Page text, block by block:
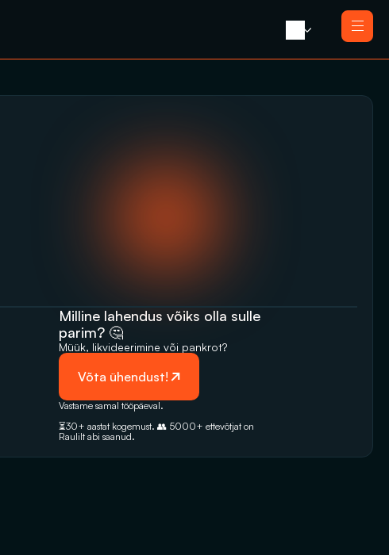
Meist
Milline lahendus võiks olla sulle
parim? 🤔
Müük, likvideerimine‬‭ või pankrot?
Võta ühendust!
Vastame samal tööpäeval.
⏳30+ aastat kogemust. 👥 5000+‭ ettevõtjat on
Raulilt abi saanud.‬